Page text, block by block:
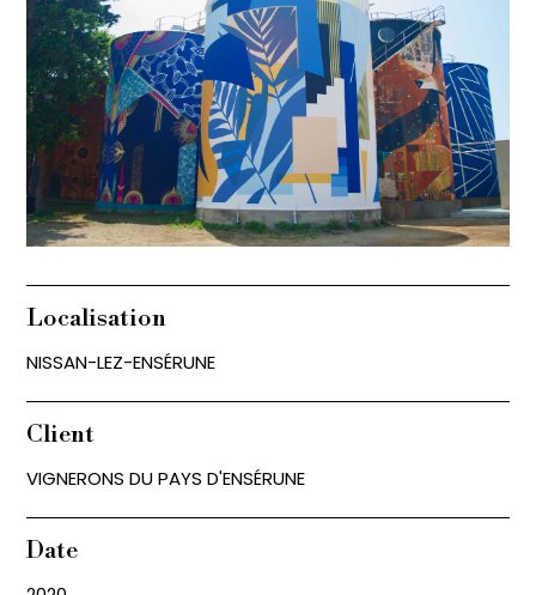
Localisation
NISSAN-LEZ-ENSÉRUNE
Client
VIGNERONS DU PAYS D'ENSÉRUNE
Date